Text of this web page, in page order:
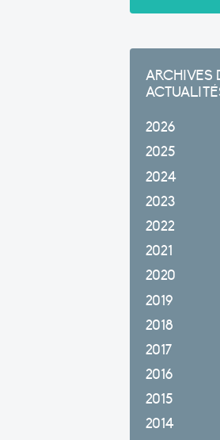
ARCHIVES
2026
2025
2024
2023
2022
2021
2020
2019
2018
2017
2016
2015
2014